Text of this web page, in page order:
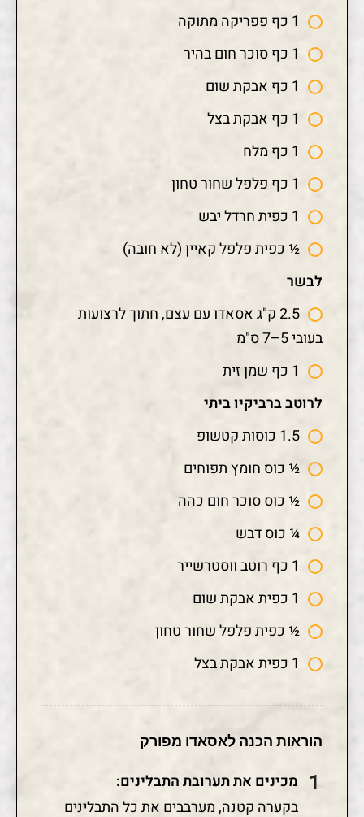
1 כף פפריקה מתוקה
1 כף סוכר חום בהיר
1 כף אבקת שום
1 כף אבקת בצל
1 כף מלח
1 כף פלפל שחור טחון
1 כפית חרדל יבש
½ כפית פלפל קאיין (לא חובה)
לבשר
2.5 ק"ג אסאדו עם עצם, חתוך לרצועות
בעובי 5–7 ס"מ
1 כף שמן זית
לרוטב ברביקיו ביתי
1.5 כוסות קטשופ
½ כוס חומץ תפוחים
½ כוס סוכר חום כהה
¼ כוס דבש
1 כף רוטב ווסטרשייר
1 כפית אבקת שום
½ כפית פלפל שחור טחון
1 כפית אבקת בצל
הוראות הכנה לאסאדו מפורק
מכינים את תערובת התבלינים:
בקערה קטנה, מערבבים את כל התבלינים